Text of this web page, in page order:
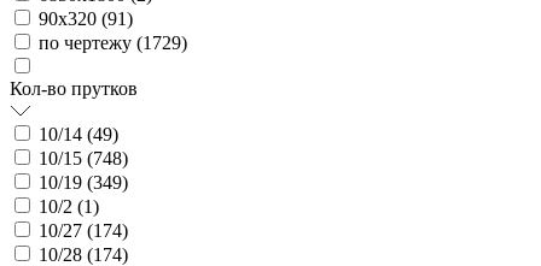
90х320 (91)
по чертежу (1729)
Кол-во прутков
10/14 (49)
10/15 (748)
10/19 (349)
10/2 (1)
10/27 (174)
10/28 (174)